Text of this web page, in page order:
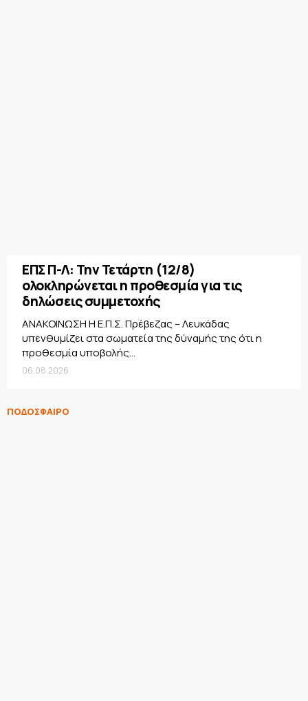
ΕΠΣ Π-Λ: Την Τετάρτη (12/8)
ολοκληρώνεται η προθεσμία για τις
δηλώσεις συμμετοχής
ΑΝΑΚΟΙΝΩΣΗ Η Ε.Π.Σ. Πρέβεζας – Λευκάδας
υπενθυμίζει στα σωματεία της δύναμής της ότι η
προθεσμία υποβολής...
06.08.2026
ΠΟΔΟΣΦΑΙΡΟ